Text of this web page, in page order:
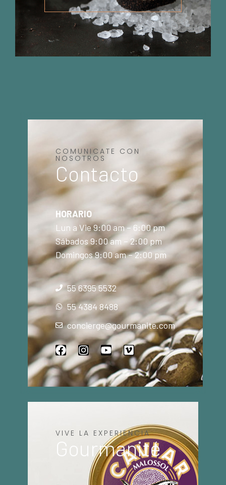
COMUNICATE CON
NOSOTROS
Contacto
HORARIO
Lun a Vie 9:00 am – 6:00 pm
Sábados 9:00 am – 2:00 pm
Domingos 9:00 am – 2:00 pm
55 6395 5532
55 4384 8488
concierge@gourmanite.com
VIVE LA EXPERIENCIA
Gourmanité